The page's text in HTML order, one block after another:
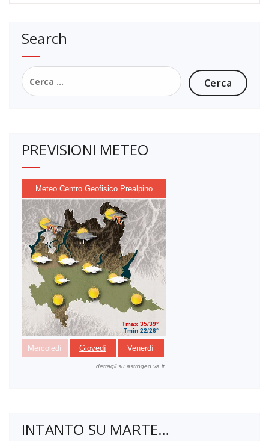
Search
Ricerca
per:
PREVISIONI METEO
INTANTO SU MARTE…